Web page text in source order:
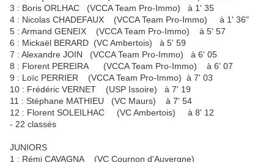
3 : Boris ORLHAC (VCCA Team Pro-Immo) à 1' 35
4 : Nicolas CHADEFAUX (VCCA Team Pro-Immo) à 1' 36"
5 : Armand GENEIX (VCCA Team Pro-Immo) à 5' 57
6 : Mickaël BERARD (VC Ambertois) à 5' 59
7 : Alexandre JOIN (VCCA Team Pro-Immo) à 6' 05
8 : Florent PEREIRA (VCCA Team Pro-Immo) à 6' 07
9 : Loïc PERRIER (VCCA Team Pro-Immo) à 7' 03
10 : Frédéric VERNET (USP Issoire) à 7' 19
11 : Stéphane MATHIEU (VC Maurs) à 7' 54
12 : Florent SOLEILHAC (VC Ambertois) à 8' 12
- 22 classés
JUNIORS
1 : Rémi CAVAGNA (VC Cournon d'Auvergne)